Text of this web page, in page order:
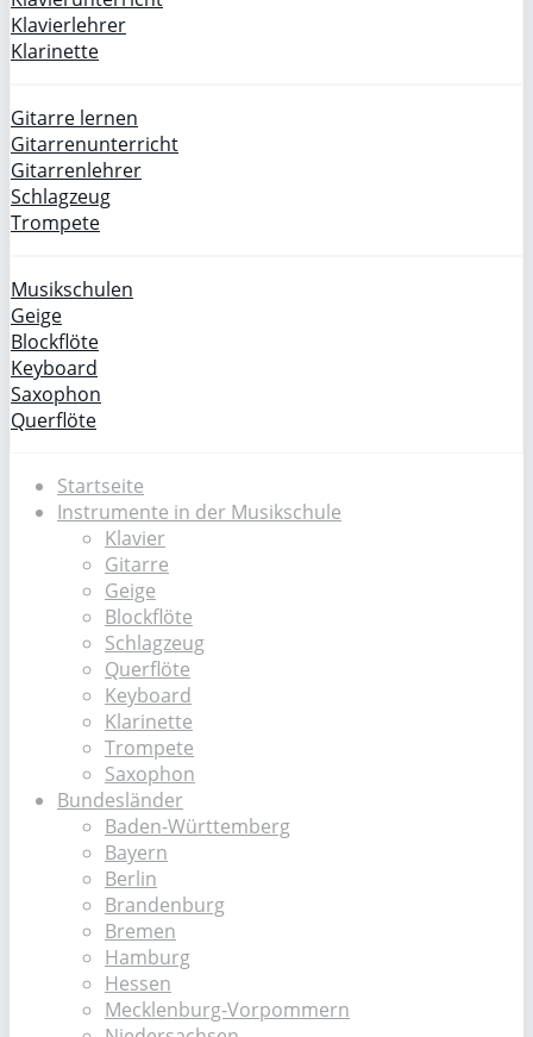
Klavierlehrer
Klarinette
Gitarre lernen
Gitarrenunterricht
Gitarrenlehrer
Schlagzeug
Trompete
Musikschulen
Geige
Blockflöte
Keyboard
Saxophon
Querflöte
Startseite
Instrumente in der Musikschule
Klavier
Gitarre
Geige
Blockflöte
Schlagzeug
Querflöte
Keyboard
Klarinette
Trompete
Saxophon
Bundesländer
Baden-Württemberg
Bayern
Berlin
Brandenburg
Bremen
Hamburg
Hessen
Mecklenburg-Vorpommern